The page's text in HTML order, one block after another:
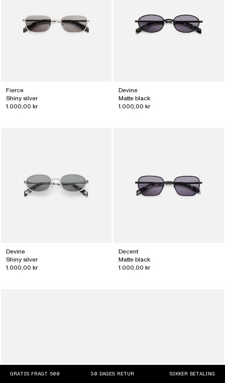
Fierce
Shiny silver
1.000,00 kr
Devine
Matte black
1.000,00 kr
Devine
Shiny silver
1.000,00 kr
Decent
Matte black
1.000,00 kr
GRATIS FRAGT 500 30 DAGES RETUR SIKKER BETALING